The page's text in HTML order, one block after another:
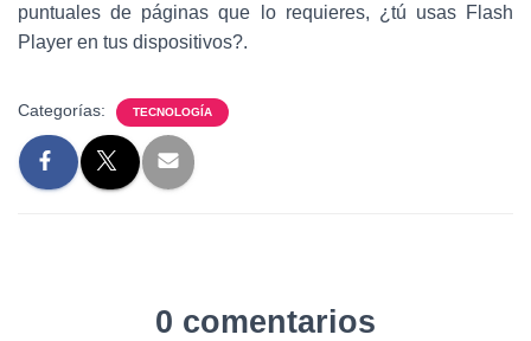
puntuales de páginas que lo requieres, ¿tú usas Flash
Player en tus dispositivos?.
Categorías: TECNOLOGÍA
0 comentarios